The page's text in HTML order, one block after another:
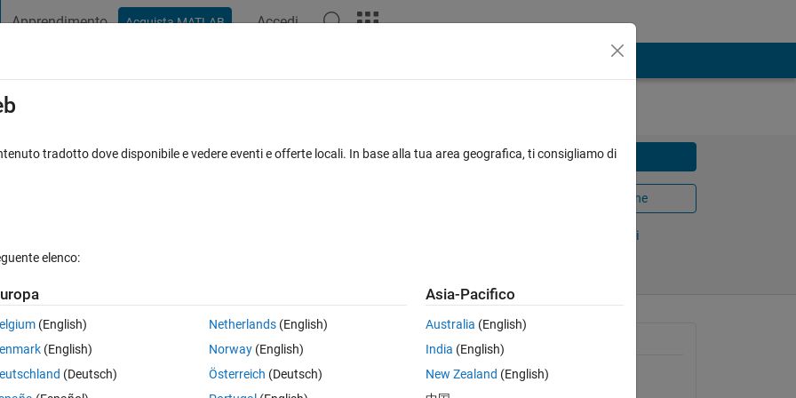
Apprendimento Acquista MATLAB Accedi
connected with grid Scarica
Apri in MATLAB Online
Segui
Informazioni generali
Versione 1.0.0
tradotto dove disponibile e vedere eventi e offerte locali. In base alla tua area geografica, ti consigliamo di
elenco:
(English)
(English)
(Deutsch)
Netherlands(English)
Norway(English)
Österreich (Deutsch)
Asia-Pacifico
Australia (English)
India (English)
New Zealand (English)